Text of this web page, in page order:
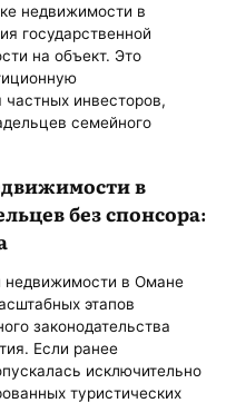
недвижимости в
государственной
на объект. Это
частных инвесторов,
семейного
в
без спонсора:
недвижимости в Омане
этапов
законодательства
Если ранее
исключительно
туристических